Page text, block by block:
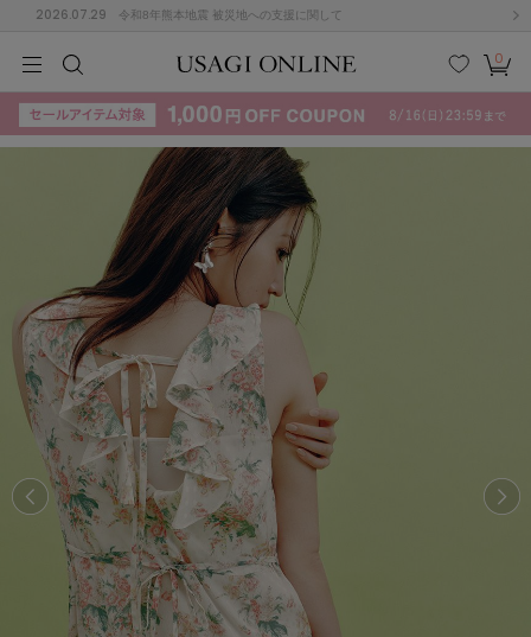
2026.07.29 令和8年熊本地震 被災地への支援に関して
検索
お気
に入
カー
ト
0
KIDSBABYBEAUTYLIFE STYLE
(715)
ス/ドレス (1179)
(570)
ームウェア (535)
KIDSBABYBEAUTYLIFE STYLE
D E F G
K L M N
P Q R T
W X Y Z
その
他
ACYM
アシーム
アディダス
adidas by Stella McCartney
アディダス バイ ステラマッカートニー